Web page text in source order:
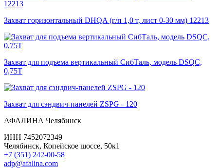
Захват горизонтальный DHQA (г/п 1,0 т, лист 0-30 мм) 12213
Захват для подъема вертикальный СибТаль, модель DSQC,
0,75Т
Захват для сэндвич-панелей ZSPG - 120
АФАЛИНА Челябинск
ИНН 7452072349
Челябинск, Копейское шоссе, 50к1
+7 (351) 242-00-58
adp@afalina.com